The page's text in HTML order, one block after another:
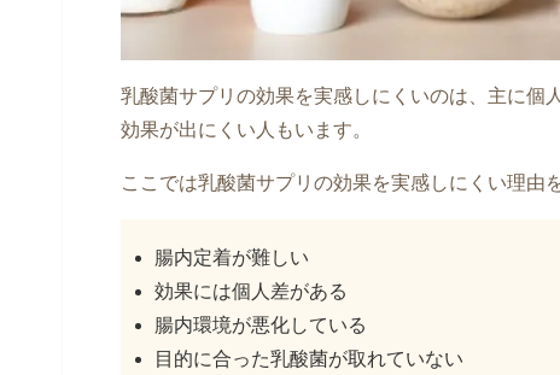
乳酸菌サプリの効果を実感しにくいのは、主に個
効果が出にくい人もいます。
ここでは乳酸菌サプリの効果を実感しにくい理由
腸内定着が難しい
効果には個人差がある
腸内環境が悪化している
目的に合った乳酸菌が取れていない